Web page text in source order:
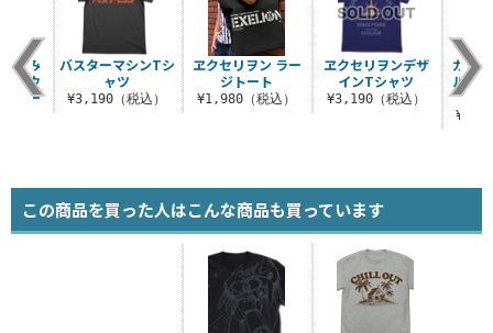
ヱクセリヲン ラー
ジトート
¥1,980（税込）
ヱクセリヲンデザ
インTシャツ
¥3,190（税込）
ガン
ルプ
込み
ドウ
カー
バスターマシンTシ
ャツ
¥3,190（税込）
この商品を買った人はこんな商品も買っています